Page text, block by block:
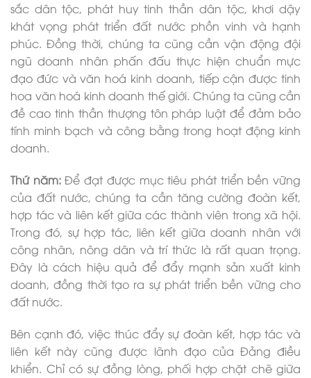
sắc dân tộc, phát huy tinh thần dân tộc, khơi dậy
khát vọng phát triển đất nước phồn vinh và hạnh
phúc. Đồng thời, chúng ta cũng cần vận động đội
ngũ doanh nhân phấn đấu thực hiện chuẩn mực
đạo đức và văn hoá kinh doanh, tiếp cận được tinh
hoa văn hoá kinh doanh thế giới. Chúng ta cũng cần
đề cao tinh thần thượng tôn pháp luật để đảm bảo
tính minh bạch và công bằng trong hoạt động kinh
doanh.
Thứ năm:Để đạt được mục tiêu phát triển bền vững
của đất nước, chúng ta cần tăng cường đoàn kết,
hợp tác và liên kết giữa các thành viên trong xã hội.
Trong đó, sự hợp tác, liên kết giữa doanh nhân với
công nhân, nông dân và trí thức là rất quan trọng.
Đây là cách hiệu quả để đẩy mạnh sản xuất kinh
doanh, đồng thời tạo ra sự phát triển bền vững cho
đất nước.
Bên cạnh đó, việc thúc đẩy sự đoàn kết, hợp tác và
liên kết này cũng được lãnh đạo của Đảng điều
khiển. Chỉ có sự đồng lòng, phối hợp chặt chẽ giữa